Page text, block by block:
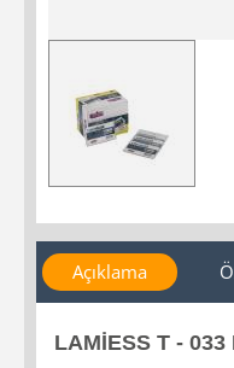
Açıklama
LAMİESS T - 033